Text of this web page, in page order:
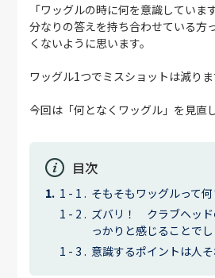
「ワッグルの時に何を意識していま
分なりの答えを持ち合わせている方
くないように思います。
ワッグル1つでミスショットは減りま
今回は「何となくワッグル」を見直
目次
そもそもワッグルって何
ズバリ！ クラブヘッド
っかりと感じることで
意識するポイントは人